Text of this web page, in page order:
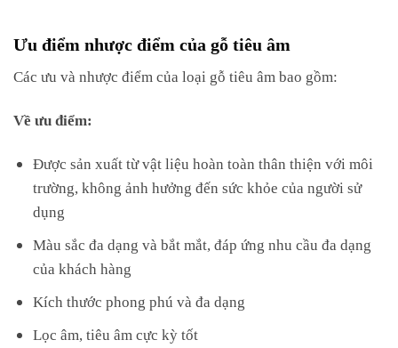
Ưu điểm nhược điểm của gỗ tiêu âm
Các ưu và nhược điểm của loại gỗ tiêu âm bao gồm:
Về ưu điểm:
Được sản xuất từ vật liệu hoàn toàn thân thiện với môi
trường, không ảnh hưởng đến sức khỏe của người sử
dụng
Màu sắc đa dạng và bắt mắt, đáp ứng nhu cầu đa dạng
của khách hàng
Kích thước phong phú và đa dạng
Lọc âm, tiêu âm cực kỳ tốt